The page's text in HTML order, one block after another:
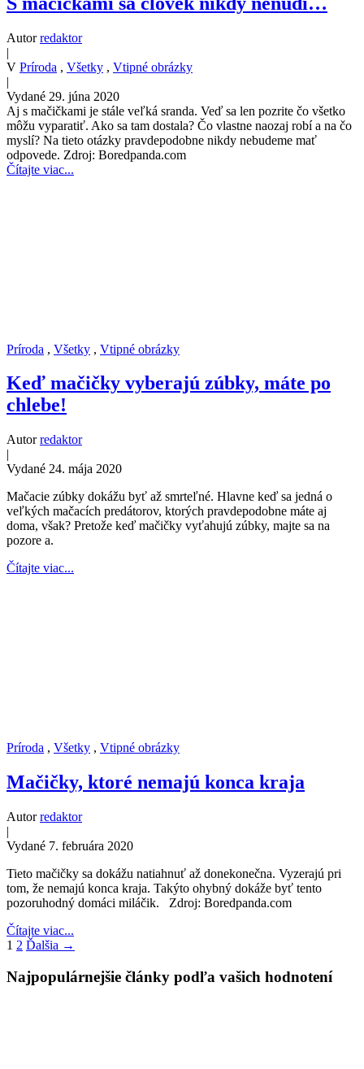
Autorredaktor
|
V Príroda , Všetky , Vtipné obrázky
|
Vydané 29. júna 2020
Aj s mačičkami je stále veľká sranda. Veď sa len pozrite čo všetko
môžu vyparatiť. Ako sa tam dostala? Čo vlastne naozaj robí a na čo
myslí? Na tieto otázky pravdepodobne nikdy nebudeme mať
odpovede. Zdroj: Boredpanda.com
Čítajte viac...
Príroda , Všetky , Vtipné obrázky
Keď mačičky vyberajú zúbky, máte po
chlebe!
Autorredaktor
|
Vydané 24. mája 2020
Mačacie zúbky dokážu byť až smrteľné. Hlavne keď sa jedná o
veľkých mačacích predátorov, ktorých pravdepodobne máte aj
doma, však? Pretože keď mačičky vyťahujú zúbky, majte sa na
pozore a.
Čítajte viac...
Príroda , Všetky , Vtipné obrázky
Mačičky, ktoré nemajú konca kraja
Autorredaktor
|
Vydané 7. februára 2020
Tieto mačičky sa dokážu natiahnuť až donekonečna. Vyzerajú pri
tom, že nemajú konca kraja. Takýto ohybný dokáže byť tento
pozoruhodný domáci miláčik. Zdroj: Boredpanda.com
Čítajte viac...
1 2 Ďalšia →
Najpopulárnejšie články podľa vašich hodnotení